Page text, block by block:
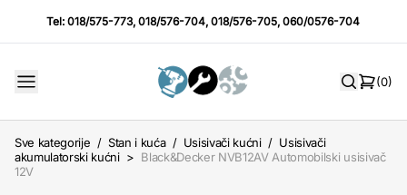
Tel:018/575-773,018/576-704,018/576-705,060/0576-704
(0)
Sve kategorije / Stan i kuća / Usisivači kućni / Usisivači
akumulatorski kućni > Black&Decker NVB12AV Automobilski usisivač
12V